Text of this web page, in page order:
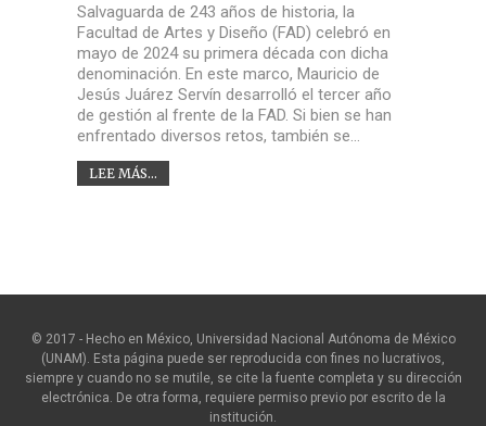
Salvaguarda de 243 años de historia, la
Facultad de Artes y Diseño (FAD) celebró en
mayo de 2024 su primera década con dicha
denominación. En este marco, Mauricio de
Jesús Juárez Servín desarrolló el tercer año
de gestión al frente de la FAD. Si bien se han
enfrentado diversos retos, también se…
LEE MÁS...
© 2017 - Hecho en México, Universidad Nacional Autónoma de México
(UNAM). Esta página puede ser reproducida con fines no lucrativos,
siempre y cuando no se mutile, se cite la fuente completa y su dirección
electrónica. De otra forma, requiere permiso previo por escrito de la
institución.